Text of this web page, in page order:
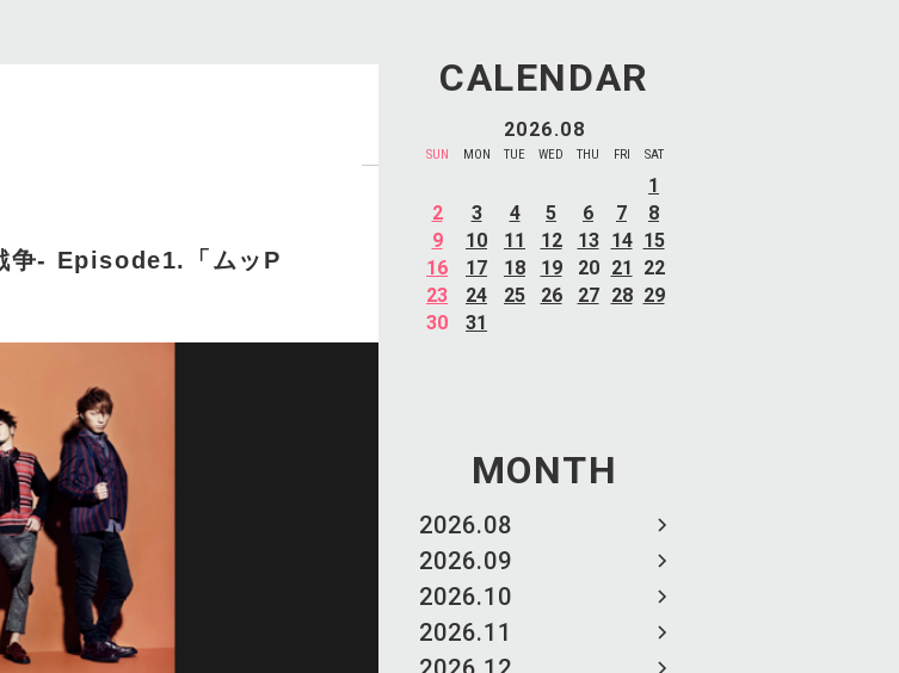
CALENDAR
2026.08
SUN MON TUE WED THU FRI SAT
1
2
3 4 5 6 7
8
9
10 11 12 13 14 15
16
17 18 19 20 21
22
23
24 25 26 27 28 29
30
31
MONTH
2026.08
2026.09
2026.10
2026.11
争- Episode1.「ムッP